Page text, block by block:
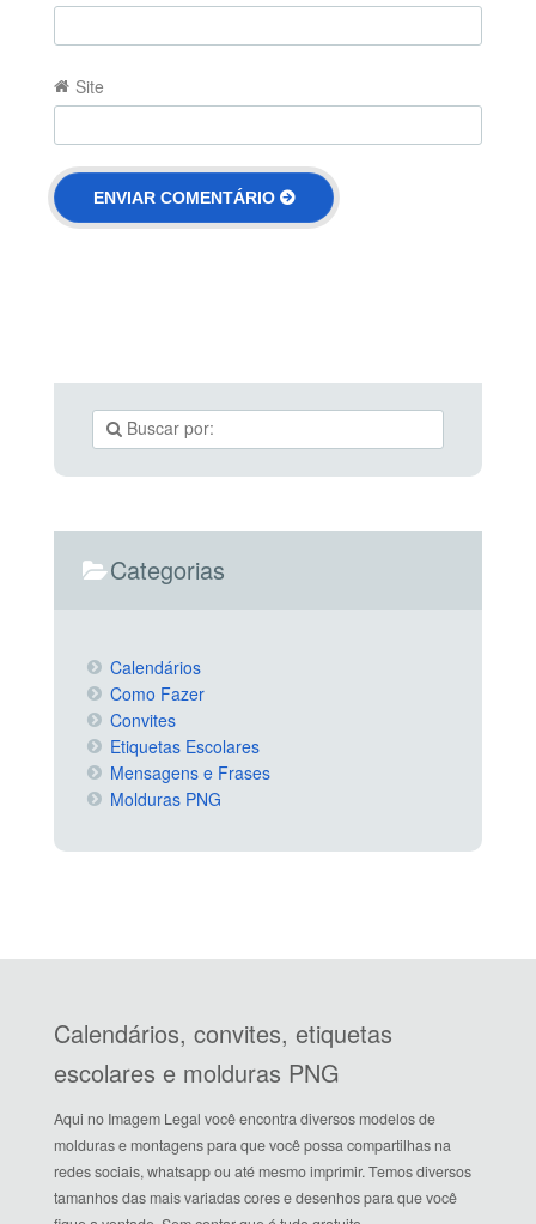
Site
Categorias
Calendários
Como Fazer
Convites
Etiquetas Escolares
Mensagens e Frases
Molduras PNG
Calendários, convites, etiquetas
escolares e molduras PNG
Aqui no Imagem Legal você encontra diversos modelos de
molduras e montagens para que você possa compartilhas na
redes sociais, whatsapp ou até mesmo imprimir. Temos diversos
tamanhos das mais variadas cores e desenhos para que você